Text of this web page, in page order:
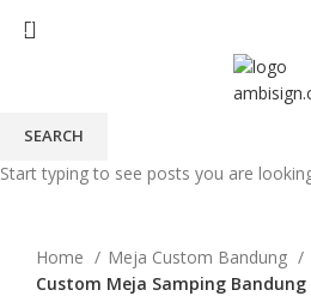
-15%
Home
Meja Custom Bandung
Custom Meja Samping Bandung
SEARCH
Start typing to see posts you are